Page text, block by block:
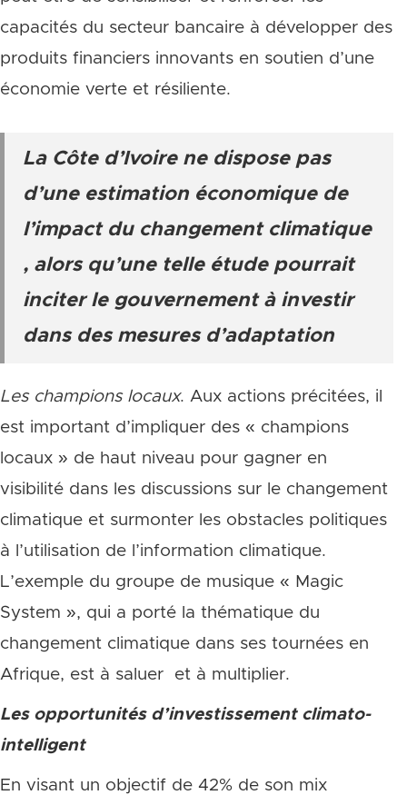
capacités du secteur bancaire à développer des
produits financiers innovants en soutien d’une
économie verte et résiliente.
La Côte d’Ivoire ne dispose pas
d’une estimation économique de
l’impact du changement climatique
, alors qu’une telle étude pourrait
inciter le gouvernement à investir
dans des mesures d’adaptation
Les champions locaux. Aux actions précitées, il
est important d’impliquer des « champions
locaux » de haut niveau pour gagner en
visibilité dans les discussions sur le changement
climatique et surmonter les obstacles politiques
à l’utilisation de l’information climatique.
L’exemple du groupe de musique « Magic
System », qui a porté la thématique du
changement climatique dans ses tournées en
Afrique, est à saluer et à multiplier.
Les opportunités d’investissement climato-
intelligent
En visant un objectif de 42% de son mix